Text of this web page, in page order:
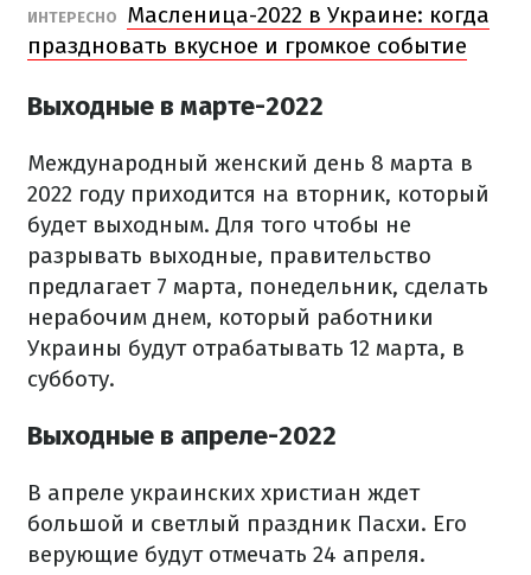
ИНТЕРЕСНО
Масленица-2022 в Украине: когда
праздновать вкусное и громкое событие
Выходные в марте-2022
Международный женский день 8 марта в
2022 году приходится на вторник, который
будет выходным. Для того чтобы не
разрывать выходные, правительство
предлагает 7 марта, понедельник, сделать
нерабочим днем, который работники
Украины будут отрабатывать 12 марта, в
субботу.
Выходные в апреле-2022
В апреле украинских христиан ждет
большой и светлый праздник Пасхи. Его
верующие будут отмечать 24 апреля.